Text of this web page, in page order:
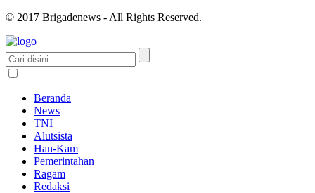
© 2017 Brigadenews - All Rights Reserved.
Beranda
News
TNI
Alutsista
Han-Kam
Pemerintahan
Ragam
Redaksi